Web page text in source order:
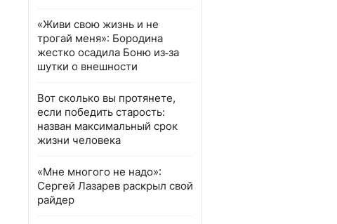
«Живи свою жизнь и не
трогай меня»: Бородина
жестко осадила Боню из‑за
шутки о внешности
Вот сколько вы протянете,
если победить старость:
назван максимальный срок
жизни человека
«Мне многого не надо»:
Сергей Лазарев раскрыл свой
райдер